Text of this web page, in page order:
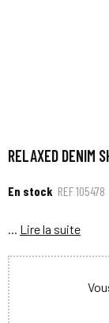
RELAXED DENIM
En stock REF105478
... Lire la suite